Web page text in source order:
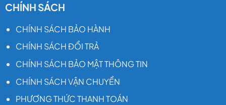
CHÍNH SÁCH
CHÍNH SÁCH BẢO HÀNH
CHÍNH SÁCH ĐỔI TRẢ
CHÍNH SÁCH BẢO MẬT THÔNG TIN
CHÍNH SÁCH VẬN CHUYỂN
PHƯƠNG THỨC THANH TOÁN